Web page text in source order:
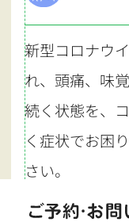
新型コロナウ
れ、頭痛、味
続く状態を、
く症状でお困
さい。